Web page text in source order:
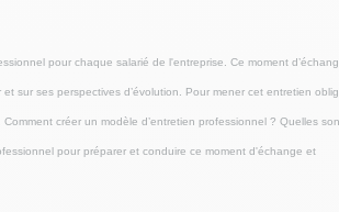
pour chaque salarié de l'entreprise. Ce moment
sur ses perspectives d’évolution. Pour mener cet entretien
créer un modèle d’entretien professionnel ? Quelles
pour préparer et conduire ce moment d'échange et